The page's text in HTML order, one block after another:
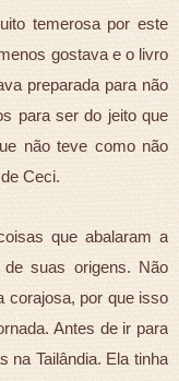
temerosa por este
gostava e o livro
preparada para não
para ser do jeito que
não teve como não
Ceci.
que abalaram a
suas origens. Não
corajosa, por que isso
Antes de ir para
na Tailândia. Ela tinha